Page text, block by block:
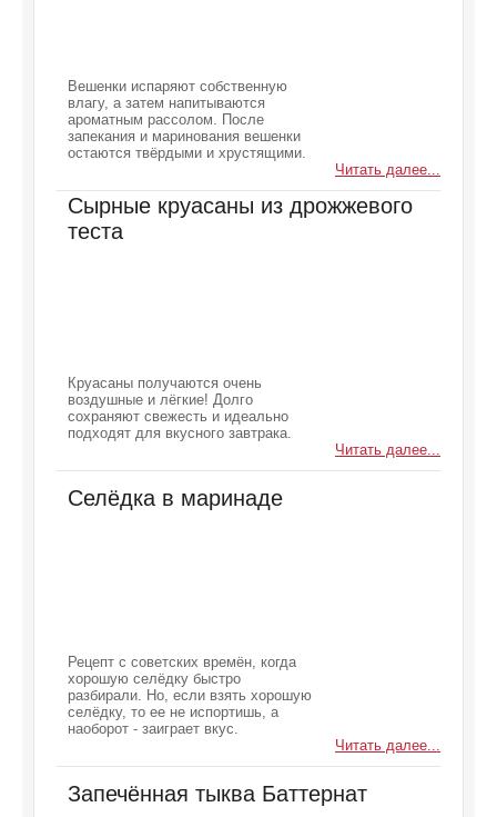
Вешенки испаряют собственную
влагу, а затем напитываются
ароматным рассолом. После
запекания и маринования вешенки
остаются твёрдыми и хрустящими.
Читать далее...
Сырные круасаны из дрожжевого
теста
Круасаны получаются очень
воздушные и лёгкие! Долго
сохраняют свежесть и идеально
подходят для вкусного завтрака.
Читать далее...
Селёдка в маринаде
Рецепт с советских времён, когда
хорошую селёдку быстро
разбирали. Но, если взять хорошую
селёдку, то ее не испортишь, а
наоборот - заиграет вкус.
Читать далее...
Запечённая тыква Баттернат